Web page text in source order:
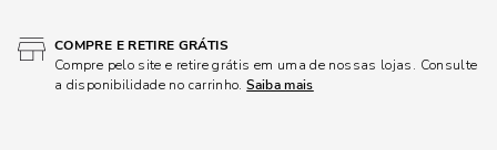
COMPRE E RETIRE GRÁTIS
Compre pelo site e retire grátis em uma de nossas lojas. Consulte
a disponibilidade no carrinho.Saiba mais